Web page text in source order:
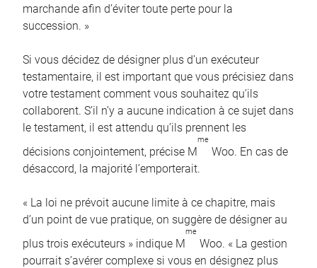
marchande afin d’éviter toute perte pour la
succession. »
Si vous décidez de désigner plus d’un exécuteur
testamentaire, il est important que vous précisiez dans
votre testament comment vous souhaitez qu’ils
collaborent. S’il n’y a aucune indication à ce sujet dans
le testament, il est attendu qu’ils prennent les
décisions conjointement, précise M
me
Woo. En cas de
désaccord, la majorité l’emporterait.
« La loi ne prévoit aucune limite à ce chapitre, mais
d’un point de vue pratique, on suggère de désigner au
plus trois exécuteurs » indique M
me
Woo. « La gestion
pourrait s’avérer complexe si vous en désignez plus